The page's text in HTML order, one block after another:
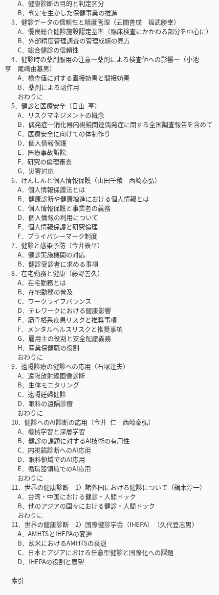
A．健康診断の目的と判定区分
B．判定を生かした保健事業の推進
3．健診データの信頼性と精度管理（五関善成 福武勝幸）
A．優良総合健診施設認定基準（臨床検査にかかわる部分を中心に）
B．外部精度管理調査の管理成績の見方
C．総合健診の信頼性
4．健診時の薬剤服用の注意―薬剤による検査値への影響―（小池
亨 尾崎由基男）
A．検査値に対する直接妨害と間接妨害
B．薬剤による副作用
おわりに
5．健診と医療安全（日山 亨）
A．リスクマネジメントの概念
B．偶発症─消化器内視鏡関連偶発症に関する全国調査報告を含めて
C．医療安全に向けての体制作り
D．個人情報保護
E．医療事故訴訟
F．研究の倫理審査
G．災害対応
6．けんしんと個人情報保護（山田千積 西崎泰弘）
A．個人情報保護法とは
B．健康診断や健康増進における個人情報とは
C．個人情報保護と事業者の義務
D．個人情報の利用について
E．個人情報保護と研究倫理
F．プライバシーマーク制度
7．健診と感染予防（今井鉄平）
A．健診実施機関の対応
B．健診受診者に求める事項
8．在宅勤務と健康（藤野善久）
A．在宅勤務とは
B．在宅勤務の普及
C．ワークライフバランス
D．テレワークにおける健康影響
E．筋骨格系疾患リスクと推奨事項
F．メンタルヘルスリスクと推奨事項
G．雇用主の役割と安全配慮義務
H．産業保健職の役割
おわりに
9．遠隔診療の健診への応用（石塚達夫）
A．遠隔放射線画像診断
B．生体モニタリング
C．遠隔妊婦健診
D．眼科の遠隔診療
おわりに
10．健診へのAI診断の応用（今井 仁 西崎泰弘）
A．機械学習と深層学習
B．健診の課題に対するAI技術の有用性
C．内視鏡診断へのAI応用
D．眼科領域でのAI応用
E．循環器領域でのAI応用
おわりに
11．世界の健康診断 1）諸外国における健診について（鏑木淳一）
A．台湾・中国における健診・人間ドック
B．他のアジアの国々における健診・人間ドック
おわりに
11．世界の健康診断 2）国際健診学会（IHEPA）（久代登志男）
A．AMHTSとIHEPAの変遷
B．欧米におけるAMHTSの衰退
C．日本とアジアにおける任意型健診と国際化への課題
D．IHEPAの役割と展望
索引